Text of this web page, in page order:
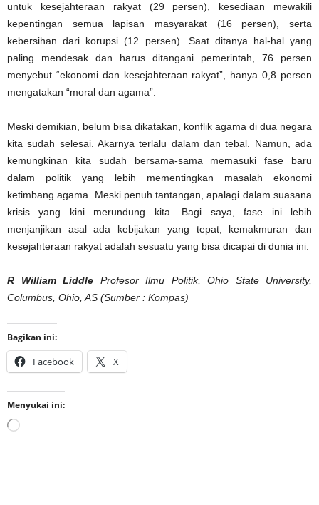
untuk kesejahteraan rakyat (29 persen), kesediaan mewakili
kepentingan semua lapisan masyarakat (16 persen), serta
kebersihan dari korupsi (12 persen). Saat ditanya hal-hal yang
paling mendesak dan harus ditangani pemerintah, 76 persen
menyebut “ekonomi dan kesejahteraan rakyat”, hanya 0,8 persen
mengatakan “moral dan agama”.
Meski demikian, belum bisa dikatakan, konflik agama di dua negara
kita sudah selesai. Akarnya terlalu dalam dan tebal. Namun, ada
kemungkinan kita sudah bersama-sama memasuki fase baru
dalam politik yang lebih mementingkan masalah ekonomi
ketimbang agama. Meski penuh tantangan, apalagi dalam suasana
krisis yang kini merundung kita. Bagi saya, fase ini lebih
menjanjikan asal ada kebijakan yang tepat, kemakmuran dan
kesejahteraan rakyat adalah sesuatu yang bisa dicapai di dunia ini.
R William Liddle Profesor Ilmu Politik, Ohio State University,
Columbus, Ohio, AS (Sumber : Kompas)
Bagikan ini:
Facebook X
Menyukai ini:
Memuat...